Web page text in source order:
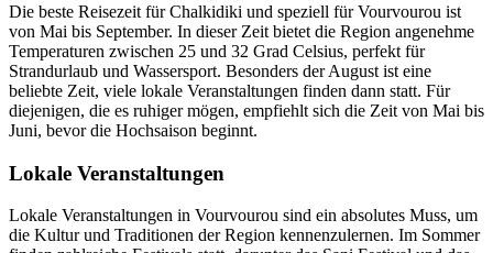
Die beste Reisezeit für Chalkidiki und speziell für Vourvourou ist
von Mai bis September. In dieser Zeit bietet die Region angenehme
Temperaturen zwischen 25 und 32 Grad Celsius, perfekt für
Strandurlaub und Wassersport. Besonders der August ist eine
beliebte Zeit, viele lokale Veranstaltungen finden dann statt. Für
diejenigen, die es ruhiger mögen, empfiehlt sich die Zeit von Mai bis
Juni, bevor die Hochsaison beginnt.
Lokale Veranstaltungen
Lokale Veranstaltungen in Vourvourou sind ein absolutes Muss, um
die Kultur und Traditionen der Region kennenzulernen. Im Sommer